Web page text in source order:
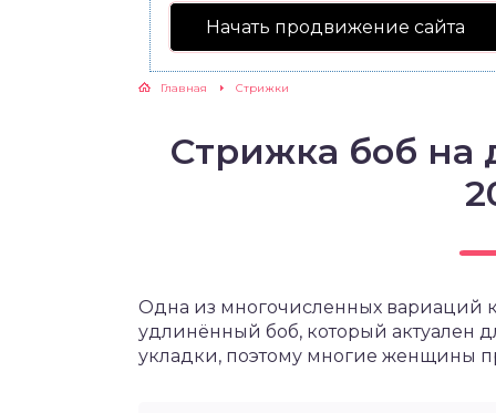
Начать продвижение сайта
Главная Cтрижки
Стрижка боб на
Одна из многочисленных вариаций
удлинённый боб, который актуален
укладки, поэтому многие женщины